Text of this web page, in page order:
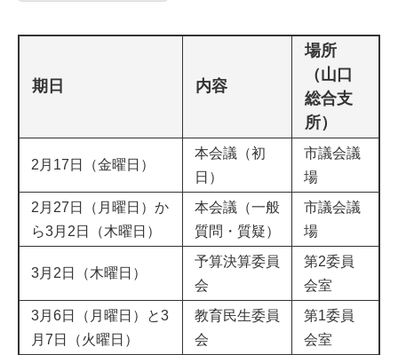
期日 内容
場所
（山口
総合支
所）
2月17日（金曜日）
本会議（初
日）
市議会議
場
2月27日（月曜日）か
ら3月2日（木曜日）
本会議（一般
質問・質疑）
市議会議
場
3月2日（木曜日）
予算決算委員
会
第2委員
会室
3月6日（月曜日）と3
月7日（火曜日）
教育民生委員
会
第1委員
会室